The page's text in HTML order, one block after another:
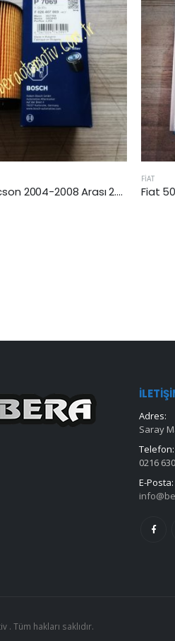
Hyundai Tucson 2004-2008 Arası 2.0 Dizel Yağ Filtresi
FİAT
Fiat
Adres:
Saray
Telefon:
0216
E-Posta:
. Tüm hakları saklıdır.